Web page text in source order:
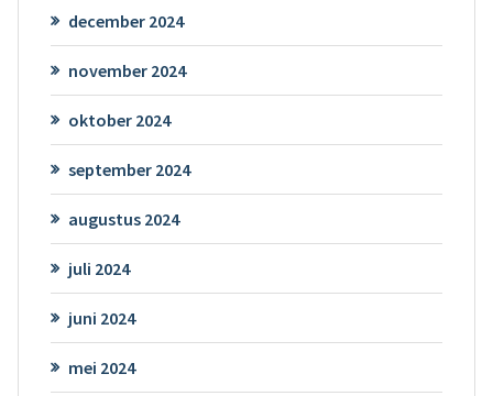
december 2024
november 2024
oktober 2024
september 2024
augustus 2024
juli 2024
juni 2024
mei 2024